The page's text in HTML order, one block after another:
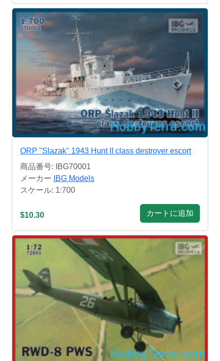
ORP "Slazak" 1943 Hunt II class destroyer escort
商品番号: IBG70001
メーカー
IBG Models
スケール: 1:700
$10.30 カートに追加